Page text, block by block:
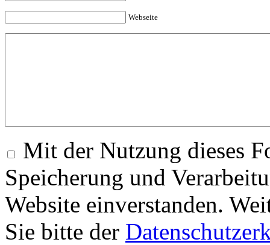
Webseite
Mit der Nutzung dieses
Speicherung und
Website einverstanden.
Sie bitte der